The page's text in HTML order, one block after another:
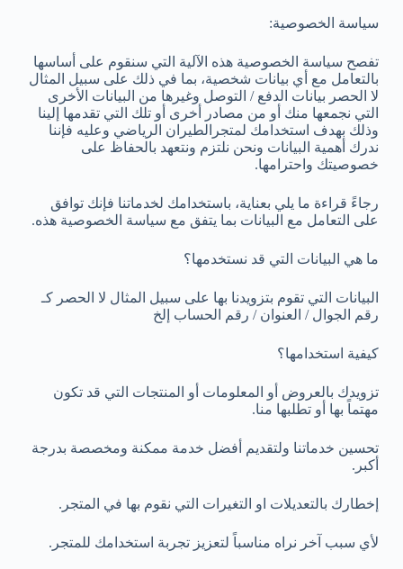
سياسة الخصوصية:
تفصح سياسة الخصوصية هذه الآلية التي سنقوم على أساسها
بالتعامل مع أي بيانات شخصية، بما في ذلك على سبيل المثال
لا الحصر بيانات الدفع / التوصل وغيرها من البيانات الأخرى
التي نجمعها منك أو من مصادر أخرى أو تلك التي تقدمها إلينا
وذلك بهدف استخدامك لمتجرالطيران الرياضي وعليه فإننا
ندرك أهمية البيانات ونحن نلتزم ونتعهد بالحفاظ على
خصوصيتك واحترامها.
رجاءً قراءة ما يلي بعناية، باستخدامك لخدماتنا فإنك توافق
على التعامل مع البيانات بما يتفق مع سياسة الخصوصية هذه.
ما هي البيانات التي قد نستخدمها؟
البيانات التي تقوم بتزويدنا بها على سبيل المثال لا الحصر كـ
رقم الجوال / العنوان / رقم الحساب إلخ
كيفية استخدامها؟
تزويدك بالعروض أو المعلومات أو المنتجات التي قد تكون
مهتماً بها أو تطلبها منا.
تحسين خدماتنا ولتقديم أفضل خدمة ممكنة ومخصصة بدرجة
أكبر.
إخطارك بالتعديلات او التغيرات التي نقوم بها في المتجر.
لأي سبب آخر نراه مناسباً لتعزيز تجربة استخدامك للمتجر.